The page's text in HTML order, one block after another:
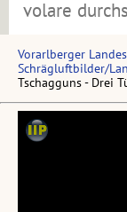
Vorarlberger
Schrägluftbilder/
Tschagguns - Drei